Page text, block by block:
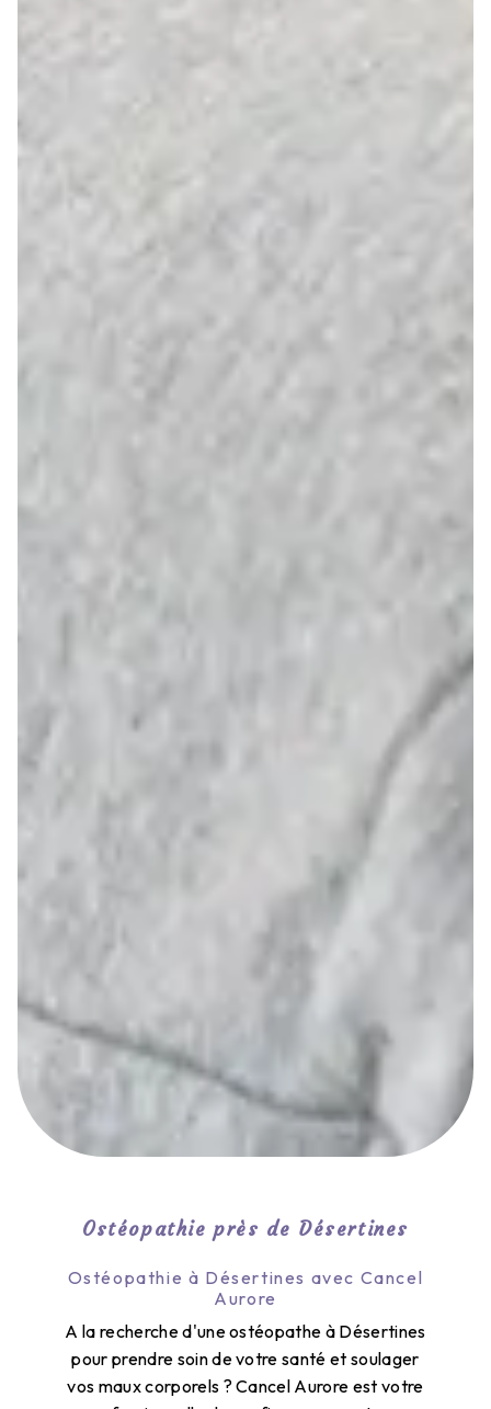
Ostéopathie près de Désertines
Ostéopathie à Désertines avec Cancel
Aurore
A la recherche d'une ostéopathe à Désertines
pour prendre soin de votre santé et soulager
vos maux corporels ? Cancel Aurore est votre